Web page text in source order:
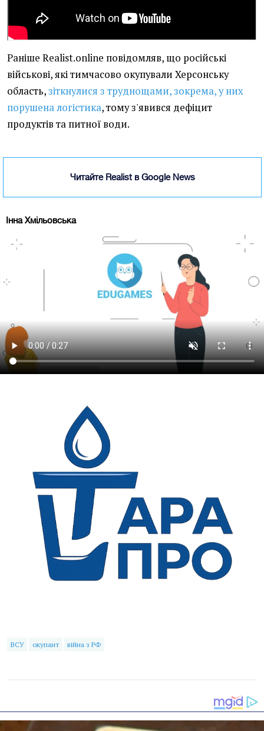
Раніше Realist.online повідомляв, що російські
військові, які тимчасово окупували Херсонську
область,зіткнулися з труднощами, зокрема, у них
порушена логістика, тому з'явився дефіцит
продуктів та питної води.
Читайте Realist в Google News
Інна Хмільовська
ВСУ окупант війна з РФ